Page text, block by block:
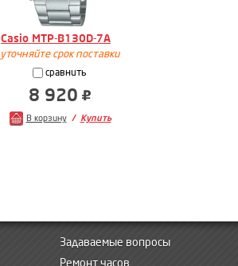
Casio MTP-B130D-7A
уточняйте срок поставки
сравнить
8 920
В корзину Купить
Задаваемые вопросы
Ремонт часов